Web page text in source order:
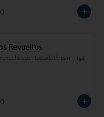
Revueltos
con tostada de pan miga.